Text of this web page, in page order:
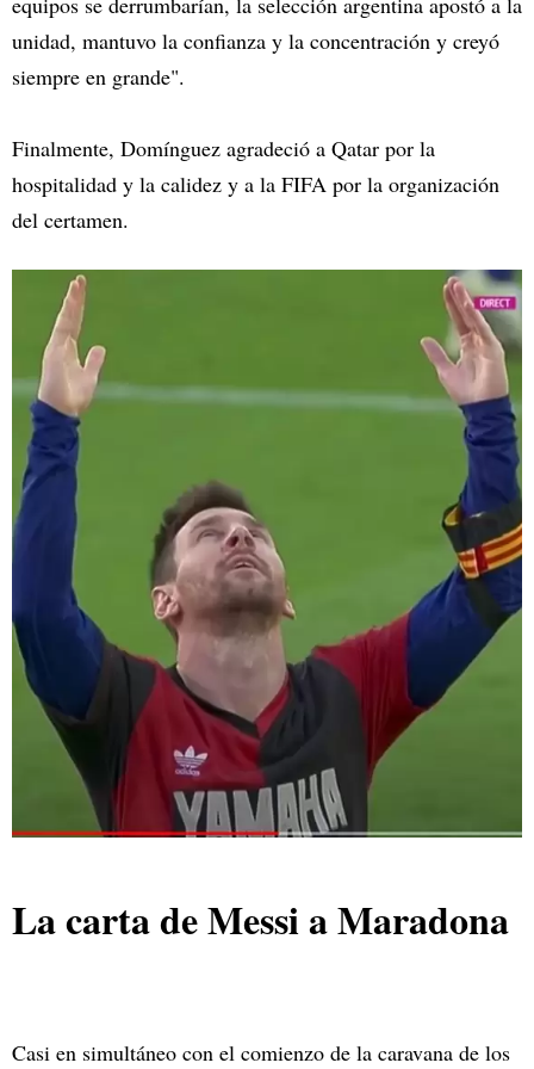
unidad, mantuvo la confianza y la concentración y creyó
siempre en grande".
Finalmente, Domínguez agradeció a Qatar por la
hospitalidad y la calidez y a la FIFA por la organización
del certamen.
La carta de Messi a Maradona
Casi en simultáneo con el comienzo de la caravana de los